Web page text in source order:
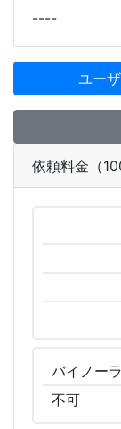
----
ユー
依頼料金（
バイノー
不可